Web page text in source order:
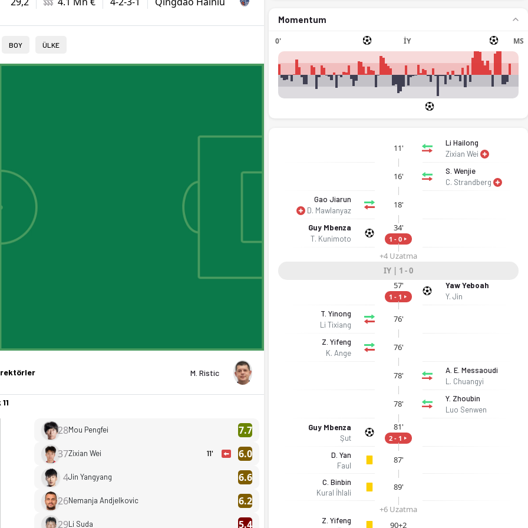
BOY
ÜLKE
M. Ristic
28Mou Pengfei
7.7
37Zixian Wei 11'
6.0
4Jin Yangyang
6.6
26Nemanja Andjelkovic
6.2
29Li Suda
5.4
Momentum
0' İY MS
11'
Li Hailong
Zixian Wei
16'
S. Wenjie
C. Strandberg
Gao Jiarun
D. Mawlanyaz
18'
Guy Mbenza
T. Kunimoto
34'
1 - 0
+4 Uzatma
IY | 1 - 0
57'
1 - 1
Yaw Yeboah
Y. Jin
T. Yinong
Li Tixiang
76'
Z. Yifeng
K. Ange
76'
78'
A. E. Messaoudi
L. Chuangyi
78'
Y. Zhoubin
Luo Senwen
Guy Mbenza
Şut
81'
2 - 1
D. Yan
Faul
87'
C. Binbin
Kural İhlali
89'
+6 Uzatma
Z. Yifeng
90+2